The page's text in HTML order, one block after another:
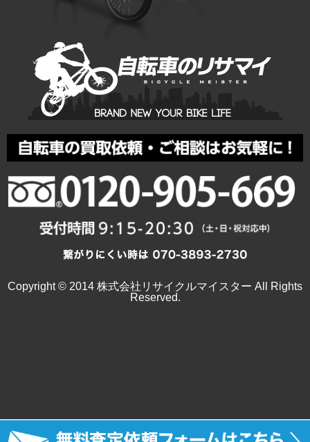
Copyright © 2014 株式会社リサイクルマイスター All Rights
Reserved.